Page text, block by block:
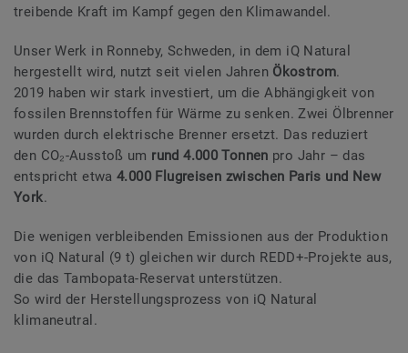
treibende Kraft im Kampf gegen den Klimawandel.
Unser Werk in Ronneby, Schweden, in dem iQ Natural
hergestellt wird, nutzt seit vielen Jahren Ökostrom.
2019 haben wir stark investiert, um die Abhängigkeit von
fossilen Brennstoffen für Wärme zu senken. Zwei Ölbrenner
wurden durch elektrische Brenner ersetzt. Das reduziert
den CO₂-Ausstoß um rund 4.000 Tonnen pro Jahr – das
entspricht etwa4.000 Flugreisen zwischen Paris und New
York.
Die wenigen verbleibenden Emissionen aus der Produktion
von iQ Natural (9 t) gleichen wir durch REDD+-Projekte aus,
die das Tambopata-Reservat unterstützen.
So wird der Herstellungsprozess von iQ Natural
klimaneutral.